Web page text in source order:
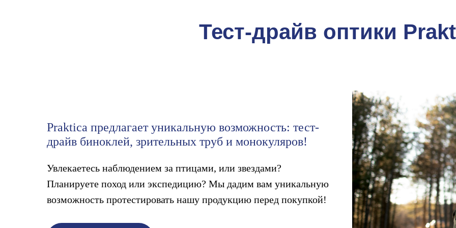
Тест-драйв оптики
Praktica предлагает уникальную возможность: тест-
драйв биноклей, зрительных труб и монокуляров!
Увлекаетесь наблюдением за птицами, или звездами?
Планируете поход или экспедицию? Мы дадим вам уникальную
возможность протестировать нашу продукцию перед покупкой!